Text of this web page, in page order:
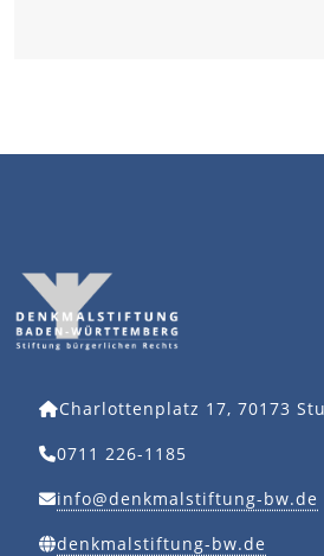
Charlottenplatz 17, 70173
0711 226-1185
info@denkmalstiftung-bw.de
denkmalstiftung-bw.de